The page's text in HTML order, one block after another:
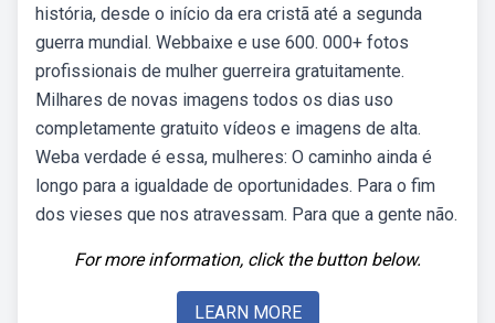
história, desde o início da era cristã até a segunda
guerra mundial. Webbaixe e use 600. 000+ fotos
profissionais de mulher guerreira gratuitamente.
Milhares de novas imagens todos os dias uso
completamente gratuito vídeos e imagens de alta.
Weba verdade é essa, mulheres: O caminho ainda é
longo para a igualdade de oportunidades. Para o fim
dos vieses que nos atravessam. Para que a gente não.
For more information, click the button below.
LEARN MORE